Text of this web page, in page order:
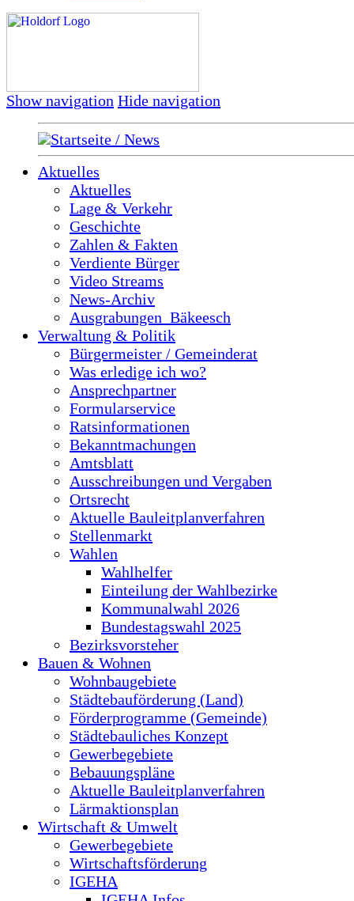
Show navigation Hide navigation
Startseite / News
Aktuelles
Aktuelles
Lage & Verkehr
Geschichte
Zahlen & Fakten
Verdiente Bürger
Video Streams
News-Archiv
Ausgrabungen_Bäkeesch
Verwaltung & Politik
Bürgermeister / Gemeinderat
Was erledige ich wo?
Ansprechpartner
Formularservice
Ratsinformationen
Bekanntmachungen
Amtsblatt
Ausschreibungen und Vergaben
Ortsrecht
Aktuelle Bauleitplanverfahren
Stellenmarkt
Wahlen
Wahlhelfer
Einteilung der Wahlbezirke
Kommunalwahl 2026
Bundestagswahl 2025
Bezirksvorsteher
Bauen & Wohnen
Wohnbaugebiete
Städtebauförderung (Land)
Förderprogramme (Gemeinde)
Städtebauliches Konzept
Gewerbegebiete
Bebauungspläne
Aktuelle Bauleitplanverfahren
Lärmaktionsplan
Wirtschaft & Umwelt
Gewerbegebiete
Wirtschaftsförderung
IGEHA